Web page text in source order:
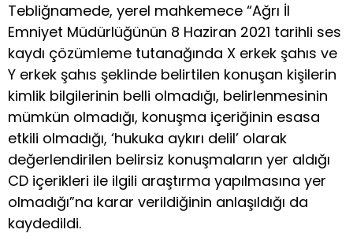
Tebliğnamede, yerel mahkemece “Ağrı İl
Emniyet Müdürlüğünün 8 Haziran 2021 tarihli ses
kaydı çözümleme tutanağında X erkek şahıs ve
Y erkek şahıs şeklinde belirtilen konuşan kişilerin
kimlik bilgilerinin belli olmadığı, belirlenmesinin
mümkün olmadığı, konuşma içeriğinin esasa
etkili olmadığı, ‘hukuka aykırı delil’ olarak
değerlendirilen belirsiz konuşmaların yer aldığı
CD içerikleri ile ilgili araştırma yapılmasına yer
olmadığı”na karar verildiğinin anlaşıldığı da
kaydedildi.